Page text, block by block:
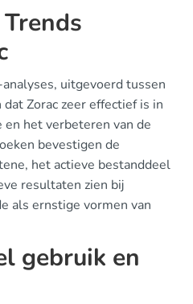
uitgevoerd tussen
Zorac zeer effectief is in
en het verbeteren van de
bevestigen de
het actieve bestanddeel
resultaten zien bij
als ernstige vormen van
gebruik en